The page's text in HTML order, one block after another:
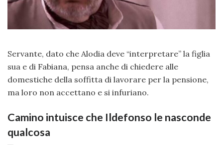
Servante, dato che Alodia deve “interpretare” la figlia
sua e di Fabiana, pensa anche di chiedere alle
domestiche della soffitta di lavorare per la pensione,
ma loro non accettano e si infuriano.
Camino intuisce che Ildefonso le nasconde
qualcosa